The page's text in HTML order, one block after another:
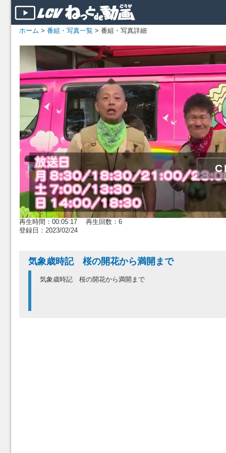
ホーム > 番組・写真一覧 > 番組・写真詳細
再生時間：00:05:17 再生回数：6
登録日：2023/02/24
気象歳時記 桜の開花から満開まで
気象歳時記 桜の開花から満開まで